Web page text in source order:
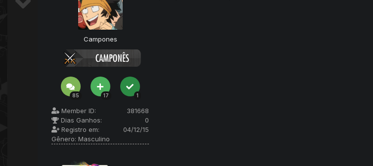
Campones
85 17 1
Member ID:
381668
Dias Ganhos:
0
Registro em:
04/12/15
Gênero: Masculino